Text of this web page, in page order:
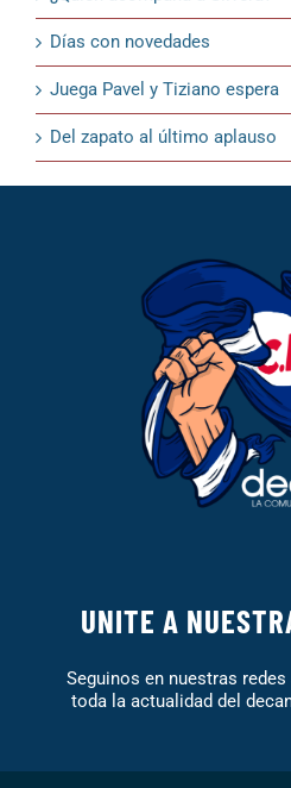
Días con novedades
Juega Pavel y Tiziano espera
Del zapato al último aplauso
UNITE A
Seguinos en nuestras
toda la actualidad del